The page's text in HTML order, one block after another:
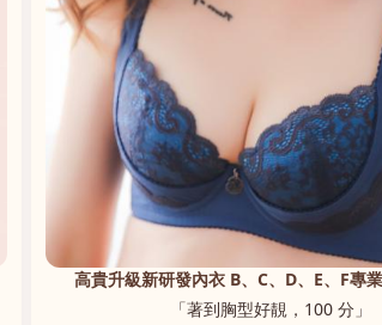
高貴升級新研發內衣 B、C、D、E、F專
「著到胸型好靚，100 分」